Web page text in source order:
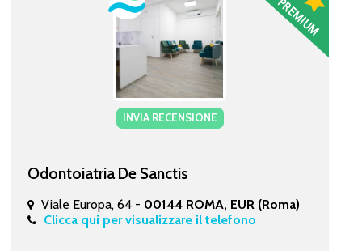
INVIA RECENSIONE
Odontoiatria De Sanctis
Viale Europa, 64 - 00144 ROMA, EUR (Roma)
Clicca qui per visualizzare il telefono